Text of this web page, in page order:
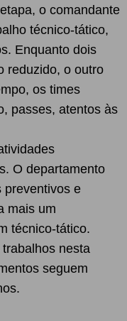
o comandante
técnico-tático,
Enquanto dois
reduzido, o outro
os times
passes, atentos às
O departamento
preventivos e
mais um
técnico-tático.
nesta
seguem